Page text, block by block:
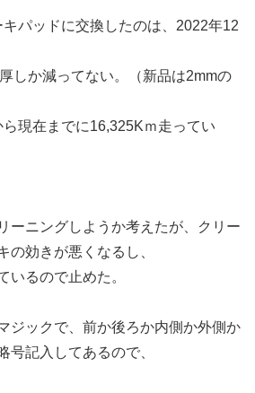
パッドに交換したのは、2022年12
しか減ってない。（新品は2mmの
現在までに16,325Kｍ走ってい
ーニングしようか考えたが、クリー
の効きが悪くなるし、
いるので止めた。
ジックで、前か後ろか内側か外側か
記入してあるので、